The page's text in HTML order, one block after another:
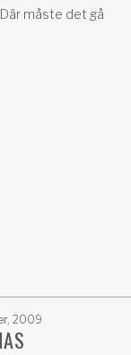
måste det gå
2009